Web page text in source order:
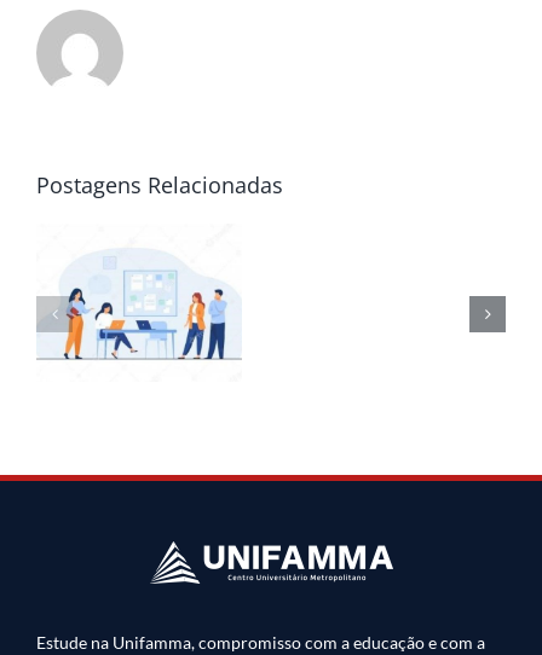
Postagens Relacionadas
Estude na Unifamma, compromisso com a educação e com a